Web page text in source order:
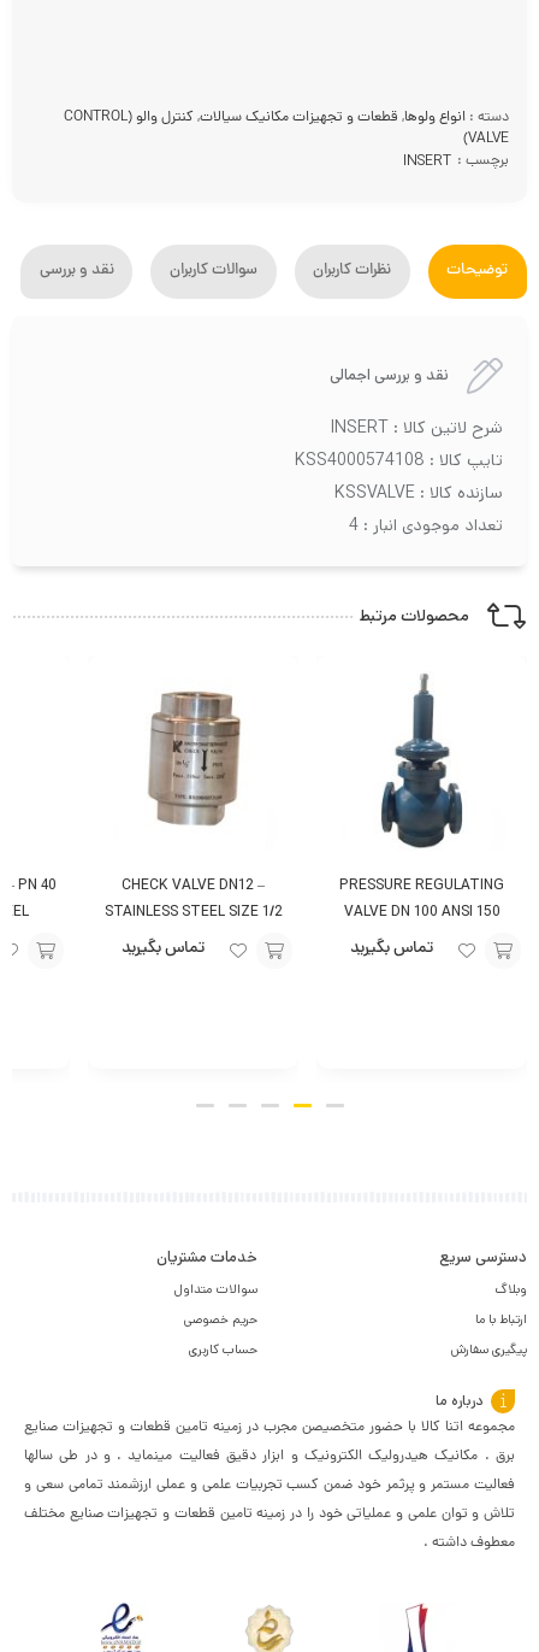
دسته : انواع ولوها, قطعات و تجهیزات مکانیک سیالات,
کنترل والو (CONTROL
VALVE)
برچسب : INSERT
توضیحات نظرات کاربران سوالات کاربران نقد و بررسی
نقد و بررسی اجمالی
شرح لاتین کالا : INSERT
تایپ کالا : KSS4000574108
سازنده کالا : KSSVALVE
تعداد موجودی انبار : 4
محصولات مرتبط
PRESSURE REGULATING
VALVE DN 100 ANSI 150
تماس بگیرید
CHECK VALVE DN12 –
STAINLESS STEEL SIZE 1/2
PN25
تماس بگیرید
– PN 40
دسترسی سریع
وبلاگ
ارتباط با ما
پیگیری سفارش
خدمات مشتریان
سوالات متداول
حریم خصوصی
حساب کاربری
درباره ما
مجموعه اتنا کالا با حضور متخصیصن مجرب در زمینه تامین قطعات و تجهیزات صنایع
برق . مکانیک هیدرولیک الکترونیک و ابزار دقیق فعالیت مینماید . و در طی سالها
فعالیت مستمر و پرثمر خود ضمن کسب تجربیات علمی و عملی ارزشمند تمامی سعی و
تلاش و توان علمی و عملیاتی خود را در زمینه تامین قطعات و تجهیزات صنایع مختلف
معطوف داشته .